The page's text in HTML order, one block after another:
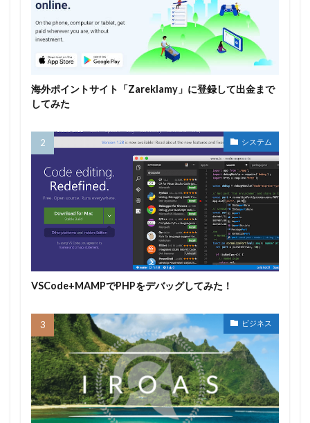
海外ポイントサイト「Zareklamy」に登録して出金まで
してみた
システム
VSCode+MAMPでPHPをデバッグしてみた！
ビジネス